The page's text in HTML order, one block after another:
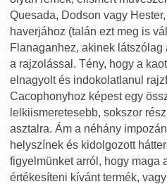
Quesada, Dodson vagy
haverjához (talán ezt meg is
Flanaganhez, akinek
a rajzolással. Tény, hogy a
elnagyolt és indokolatlanul
Cacophonyhoz képest egy
lelkiismeretesebb, sokszor
asztalra. Ám a néhány
helyszínek és kidolgozott
figyelmünket arról, hogy maga
értékesíteni kívánt termék,